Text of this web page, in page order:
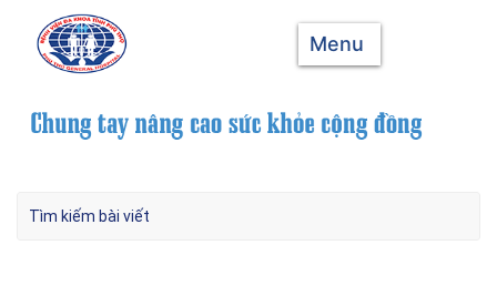
Menu